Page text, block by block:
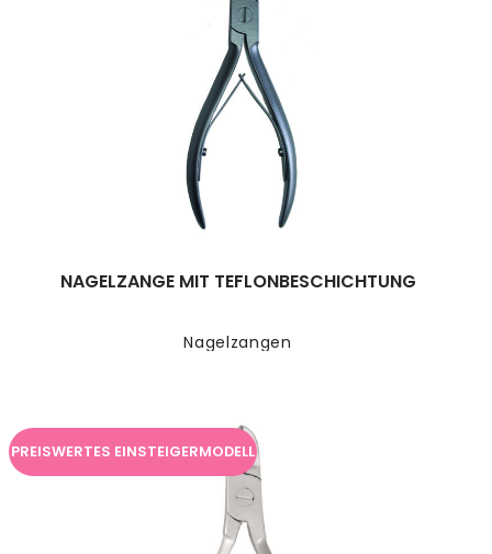
Nagelzangen
NAGELZANGE MIT TEFLONBESCHICHTUNG
PREISWERTES EINSTEIGERMODELL